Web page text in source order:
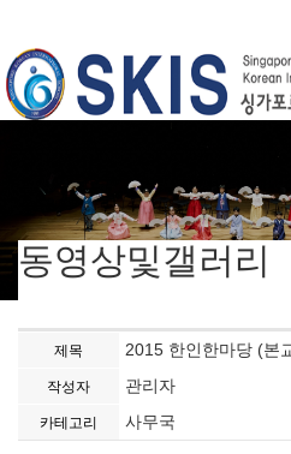
동영상및갤러리
제목 2015 한인한마당 (본
작성자 관리자
카테고리 사무국